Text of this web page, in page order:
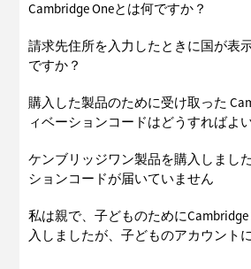
Cambridge Oneとは何ですか？
請求先住所を入力したときに国が表
ですか？
購入した製品のために受け取った
ィベーションコードはどうすればよ
ケンブリッジワン製品を購入しまし
ションコードが届いていません
私は親で、子どものために
入しましたが、子どものアカウント